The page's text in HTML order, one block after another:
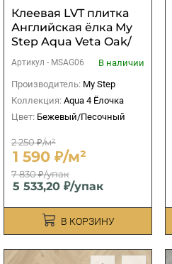
Клеевая LVT плитка
Английская ёлка My
Step Aqua Veta Oak/
Дуб Вета MSAG06
Артикул - MSAG06
В наличии
Производитель: My Step
Коллекция: Aqua 4 Ёлочка
Цвет: Бежевый/Песочный
2 250 ₽/м²
1 590 ₽/м²
7 830 ₽/упак
5 533,20 ₽/упак
В КОРЗИНУ